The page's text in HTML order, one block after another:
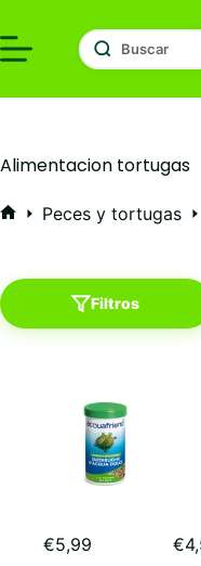
al
contenido
Alimentacion tortugas
Peces y tortugas
Filtros
€5,99 €